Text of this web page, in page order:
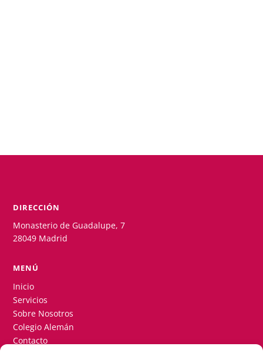
DIRECCIÓN
Monasterio de Guadalupe, 7
28049 Madrid
MENÚ
Inicio
Servicios
Sobre Nosotros
Colegio Alemán
Contacto